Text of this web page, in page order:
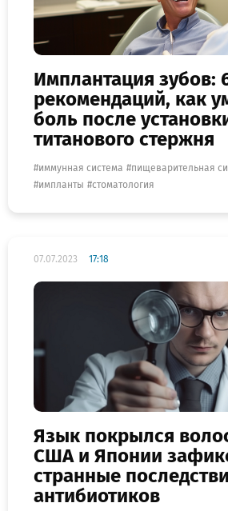
Имплантация зубов:
рекомендаций, как
боль после
титанового стержня
иммунная система пищеварительная
импланты
стоматология
07.07.2023 17:18
Язык покрылся
США и Японии
странные
антибиотиков